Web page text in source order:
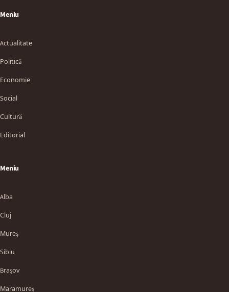
Meniu
Actualitate
Politică
Economie
Social
Cultură
Editorial
Meniu
Alba
Cluj
Mureș
Sibiu
Brașov
Maramureș